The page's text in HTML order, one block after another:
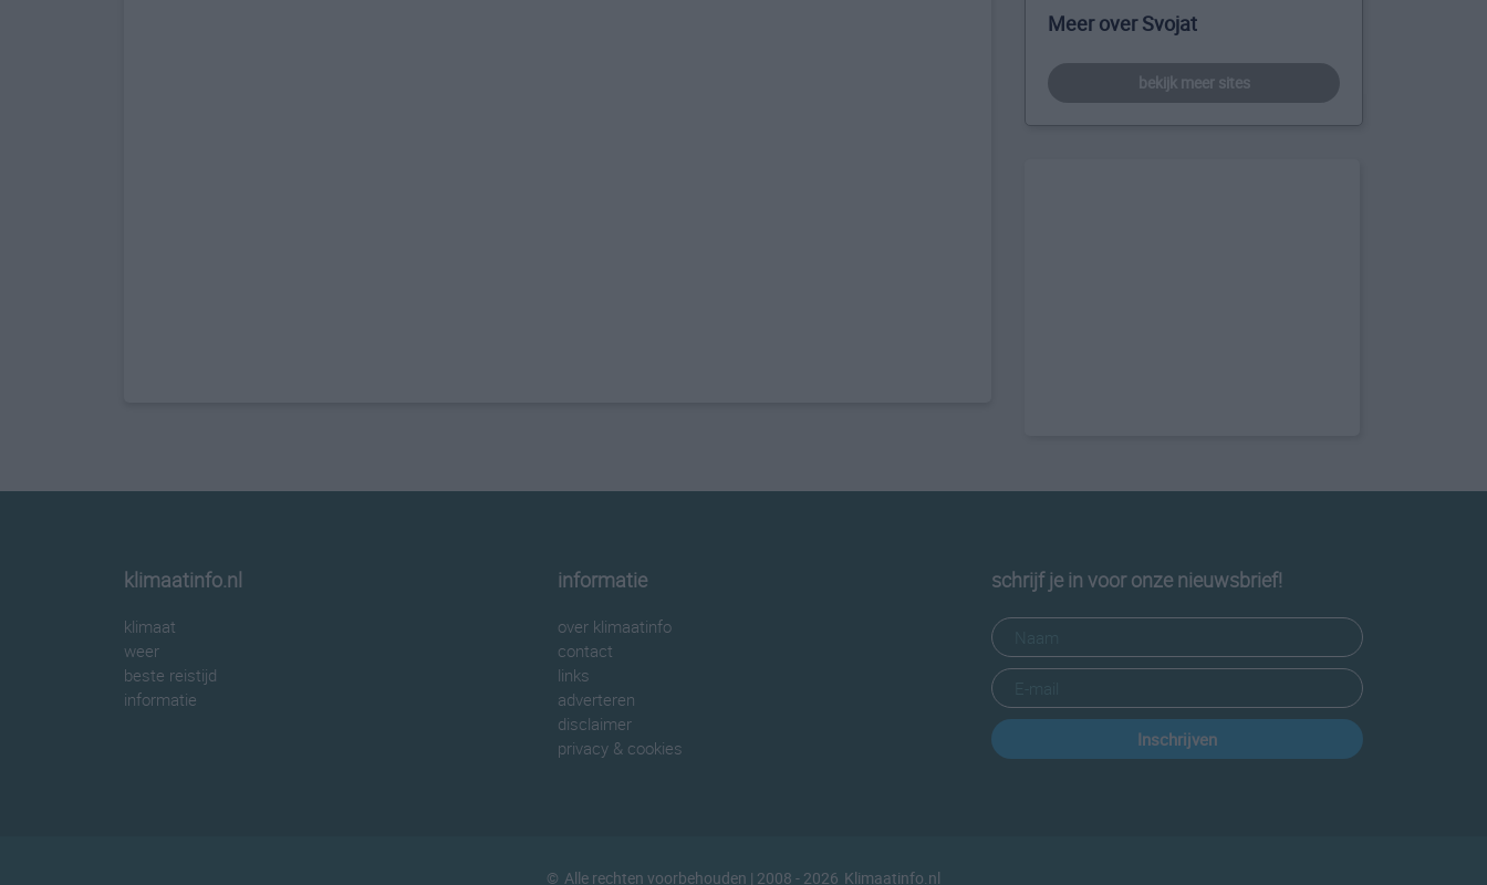
Meer over Svojat
bekijk meer sites
klimaatinfo.nl
klimaat
weer
beste reistijd
informatie
informatie
over klimaatinfo
contact
links
adverteren
disclaimer
privacy & cookies
schrijf je in voor onze nieuwsbrief!
Inschrijven
© Alle rechten voorbehouden | 2008 - 2026 Klimaatinfo.nl